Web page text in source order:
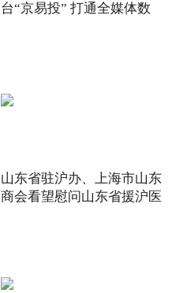
台“京易投” 打通全媒体数
山东省驻沪办、上海市山东
商会看望慰问山东省援沪医